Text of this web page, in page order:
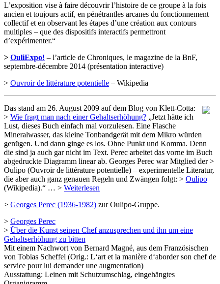
L’exposition vise à faire découvrir l’histoire de ce groupe à la fois
ancien et toujours actif, en pénétrantles arcanes du fonctionnement
collectif et en observant les étapes d’une création aux contours
multiples ‒ que des dispositifs interactifs permettront
d’expérimenter.“
> OuliExpo! – l’article de Chroniques, le magazine de la BnF,
septembre-décembre 2014 (présentation interactive)
> Ouvroir de littérature potentielle – Wikipedia
Das stand am 26. August 2009 auf dem Blog von Klett-Cotta:
> Wie fragt man nach einer Gehaltserhöhung? „Jetzt hätte ich
Lust, dieses Buch einfach mal vorzulesen. Eine Flasche
Mineralwasser, das kleine Tonbandgerät mit dem Mikro würden
genügen. Und dann ginge es los. Ohne Punkt und Komma. Denn
die sind ja auch gar nicht im Text. Perec arbeitet das vorne im Buch
abgedruckte Diagramm linear ab. Georges Perec war Mitglied der >
Oulipo (Ouvroir de littérature potentielle) – experimentelle Literatur,
die aber auch ganz genauen Regeln und Zwängen folgt: > Oulipo
(Wikipedia).“ … > Weiterlesen
> Georges Perec (1936-1982) zur Oulipo-Gruppe.
> Georges Perec
> Über die Kunst seinen Chef anzusprechen und ihn um eine
Gehaltserhöhung zu bitten
Mit einem Nachwort von Bernard Magné, aus dem Französischen
von Tobias Scheffel (Orig.: L‘art et la manière d‘aborder son chef de
service pour lui demander une augmentation)
Ausstattung: Leinen mit Schutzumschlag, eingehängtes